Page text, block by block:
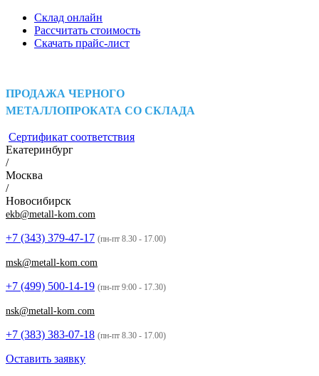
Склад онлайн
Рассчитать стоимость
Скачать прайс-лист
ПРОДАЖА ЧЕРНОГО
МЕТАЛЛОПРОКАТА СО СКЛАДА
Сертификат соответствия
Екатеринбург
/
Москва
/
Новосибирск
ekb@metall-kom.com
+7 (343) 379-47-17 (пн-пт 8.30 - 17.00)
msk@metall-kom.com
+7 (499) 500-14-19 (пн-пт 9:00 - 17.30)
nsk@metall-kom.com
+7 (383) 383-07-18 (пн-пт 8.30 - 17.00)
Оставить заявку